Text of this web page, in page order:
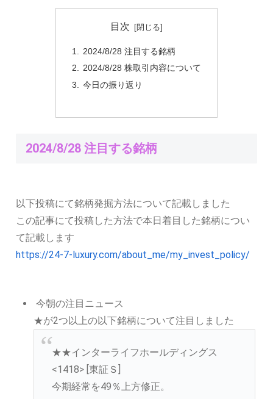
目次
2024/8/28 注目する銘柄
2024/8/28 株取引内容について
今日の振り返り
2024/8/28 注目する銘柄
以下投稿にて銘柄発掘方法について記載しました
この記事にて投稿した方法で本日着目した銘柄につい
て記載します
https://24-7-luxury.com/about_me/my_invest_policy/
今朝の注目ニュース
★が2つ以上の以下銘柄について注目しました
★★インターライフホールディングス
<1418> [東証Ｓ]
今期経常を49％上方修正。